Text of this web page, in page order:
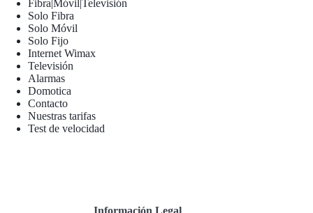
Fibra|Móvil|Televisión
Solo Fibra
Solo Móvil
Solo Fijo
Internet Wimax
Televisión
Alarmas
Domotica
Contacto
Nuestras tarifas
Test de velocidad